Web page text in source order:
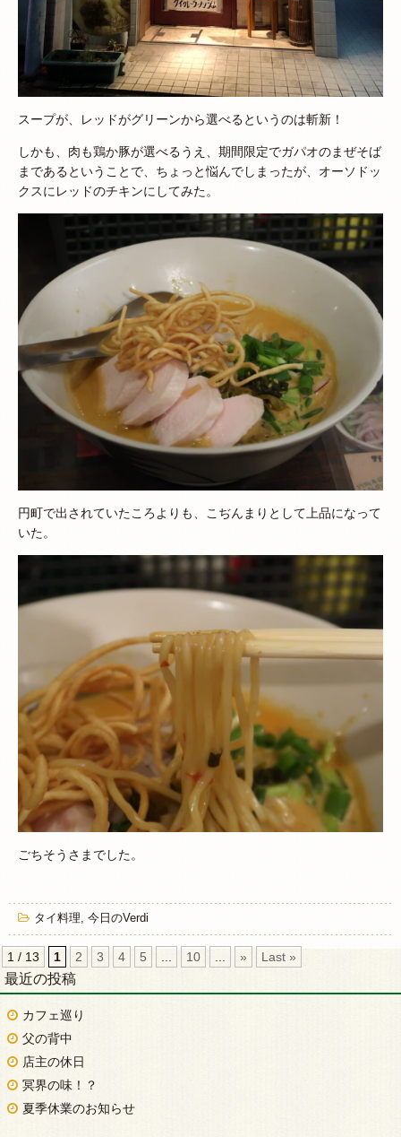
スープが、レッドがグリーンから選べるというのは斬新！
しかも、肉も鶏か豚が選べるうえ、期間限定でガパオのまぜそば
まであるということで、ちょっと悩んでしまったが、オーソドッ
クスにレッドのチキンにしてみた。
円町で出されていたころよりも、こぢんまりとして上品になって
いた。
ごちそうさまでした。
タイ料理, 今日のVerdi
1 / 13 1 2 3 4 5 ... 10 ... » Last »
最近の投稿
カフェ巡り
父の背中
店主の休日
冥界の味！？
夏季休業のお知らせ